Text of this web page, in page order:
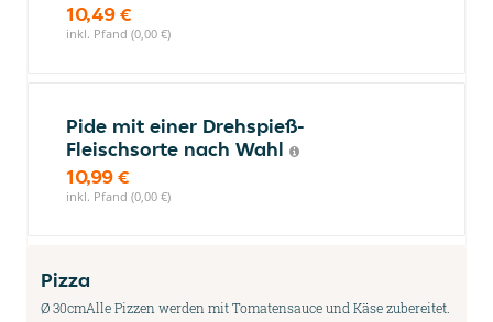
10,49 €
inkl. Pfand (0,00 €)
Pide mit einer Drehspieß-
Fleischsorte nach Wahl
10,99 €
inkl. Pfand (0,00 €)
Pizza
Ø 30cmAlle Pizzen werden mit Tomatensauce und Käse zubereitet.